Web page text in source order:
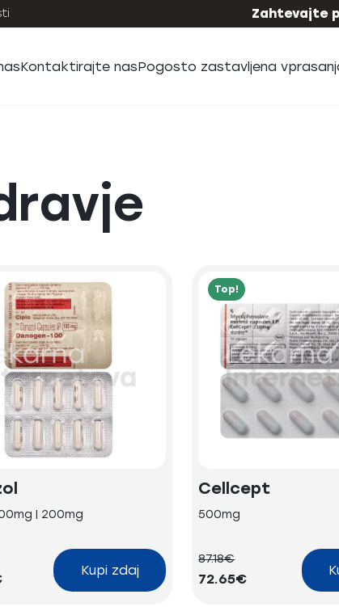
Zahtevajte
Kontaktirajte nasPogosto zastavljena
| 200mg
Kupi zdaj
Top!
Cellcept
500mg
87.18€
72.65€